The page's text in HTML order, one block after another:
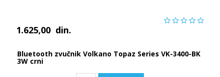
1.625,00 din.
Bluetooth zvučnik Volkano Topaz Series VK-3400-BK
3W crni